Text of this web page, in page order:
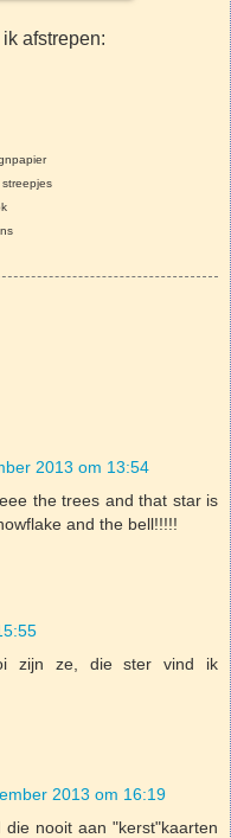
afstrepen:
2013 om 13:54
the trees and that star is
and the bell!!!!!
zijn ze, die ster vind ik
2013 om 16:19
nooit aan "kerst"kaarten